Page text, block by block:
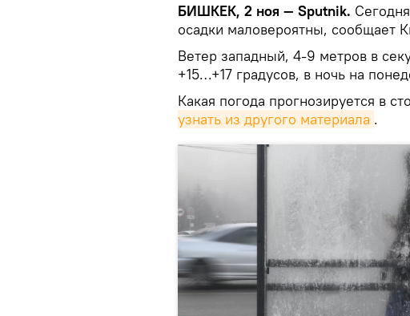
БИШКЕК, 2 ноя — Sputnik.
осадки маловероятны, сообщает
Ветер западный, 4-9 метров в
+15…+17 градусов, в ночь на
Какая погода прогнозируется в
узнать из другого материала .